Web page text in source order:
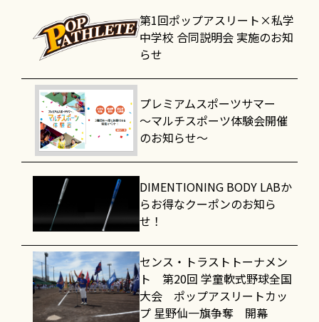
第1回ポップアスリート×私学
中学校 合同説明会 実施のお知
らせ
プレミアムスポーツサマー
～マルチスポーツ体験会開催
のお知らせ～
DIMENTIONING BODY LABか
らお得なクーポンのお知ら
せ！
センス・トラストトーナメン
ト 第20回 学童軟式野球全国
大会 ポップアスリートカッ
プ 星野仙一旗争奪 開幕